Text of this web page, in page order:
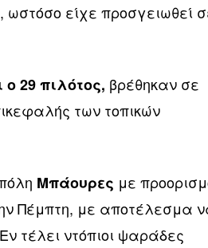
ωστόσο είχε προσγειωθεί
ο 29 πιλότος, βρέθηκαν σε
των τοπικών
Μπάουρες με
Πέμπτη, με αποτέλεσμα
τέλει ντόπιοι ψαράδες